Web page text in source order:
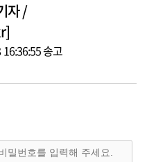
자 /
송고